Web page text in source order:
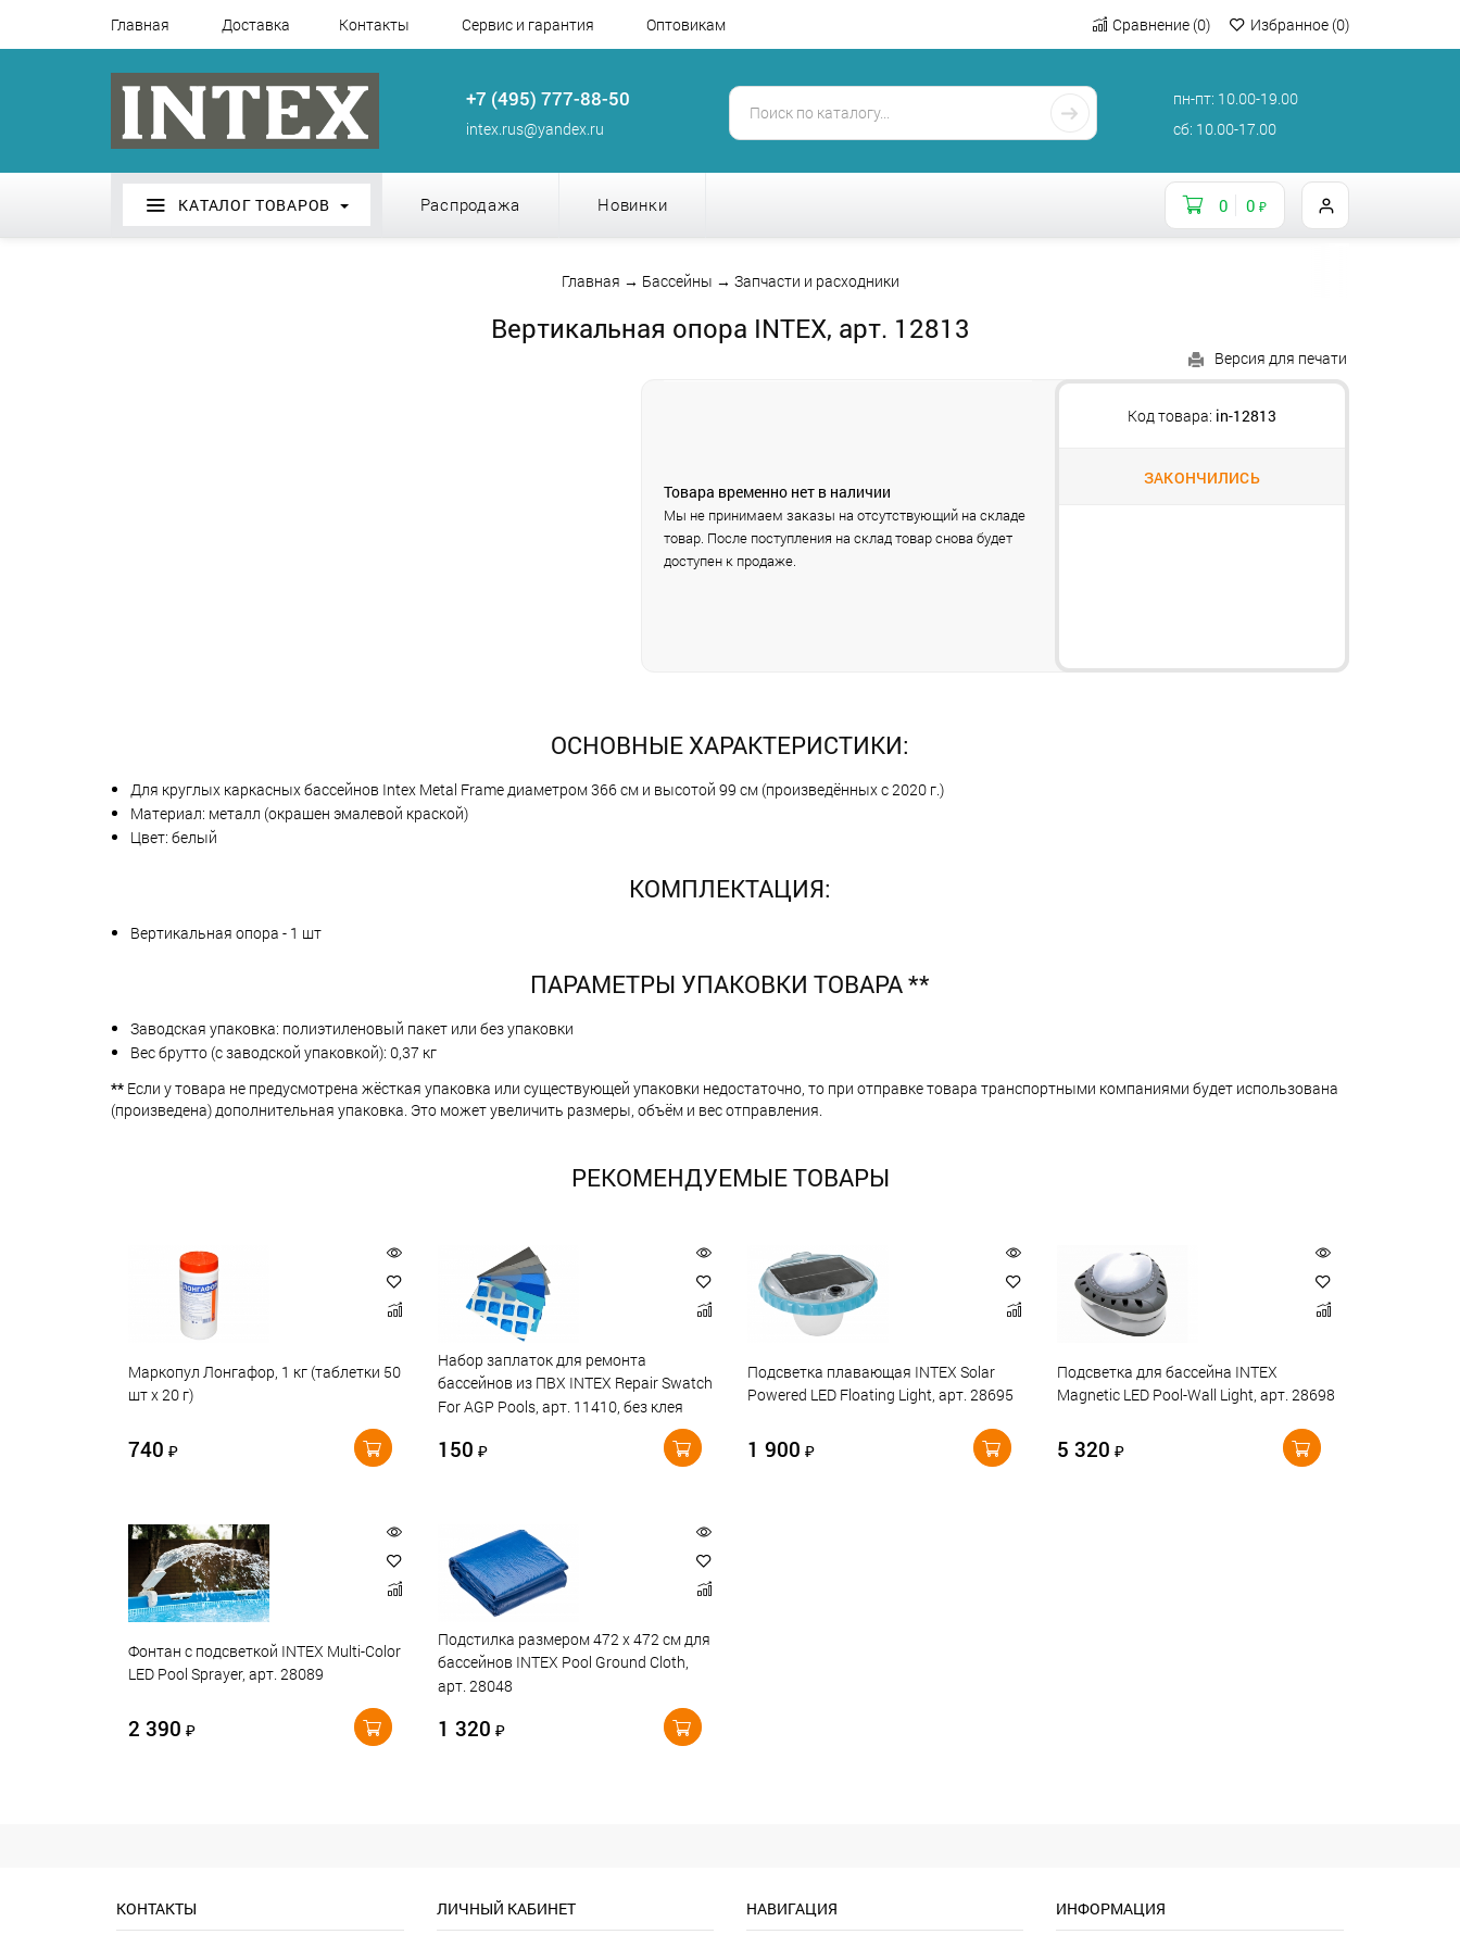
Главная Доставка Контакты Сервис и гарантия Оптовикам Сравнение (0) Избранное (0)
+7 (495) 777-88-50
intex.rus@yandex.ru
пн-пт: 10.00-19.00
сб: 10.00-17.00
КАТАЛОГ ТОВАРОВ Распродажа Новинки 0 0 ₽
Главная → Бассейны → Запчасти и расходники
Вертикальная опора INTEX, арт. 12813
Версия для печати
Код товара: in-12813
ЗАКОНЧИЛИСЬ
Товара временно нет в наличии
Мы не принимаем заказы на отсутствующий на складе
товар. После поступления на склад товар снова будет
доступен к продаже.
ОСНОВНЫЕ ХАРАКТЕРИСТИКИ:
Для круглых каркасных бассейнов Intex Metal Frame диаметром 366 см и высотой 99 см (произведённых с 2020 г.)
Материал: металл (окрашен эмалевой краской)
Цвет: белый
КОМПЛЕКТАЦИЯ:
Вертикальная опора - 1 шт
ПАРАМЕТРЫ УПАКОВКИ ТОВАРА **
Заводская упаковка: полиэтиленовый пакет или без упаковки
Вес брутто (с заводской упаковкой): 0,37 кг
** Если у товара не предусмотрена жёсткая упаковка или существующей упаковки недостаточно, то при отправке товара транспортными компаниями будет использована
(произведена) дополнительная упаковка. Это может увеличить размеры, объём и вес отправления.
РЕКОМЕНДУЕМЫЕ ТОВАРЫ
Маркопул Лонгафор, 1 кг (таблетки 50
шт х 20 г)
740 ₽
Набор заплаток для ремонта
бассейнов из ПВХ INTEX Repair Swatch
For AGP Pools, арт. 11410, без клея
150 ₽
Подсветка плавающая INTEX Solar
Powered LED Floating Light, арт. 28695
1 900 ₽
Подсветка для бассейна INTEX
Magnetic LED Pool-Wall Light, арт. 28698
5 320 ₽
Фонтан с подсветкой INTEX Multi-Color
LED Pool Sprayer, арт. 28089
2 390 ₽
Подстилка размером 472 х 472 см для
бассейнов INTEX Pool Ground Cloth,
арт. 28048
1 320 ₽
КОНТАКТЫ ЛИЧНЫЙ КАБИНЕТ НАВИГАЦИЯ ИНФОРМАЦИЯ